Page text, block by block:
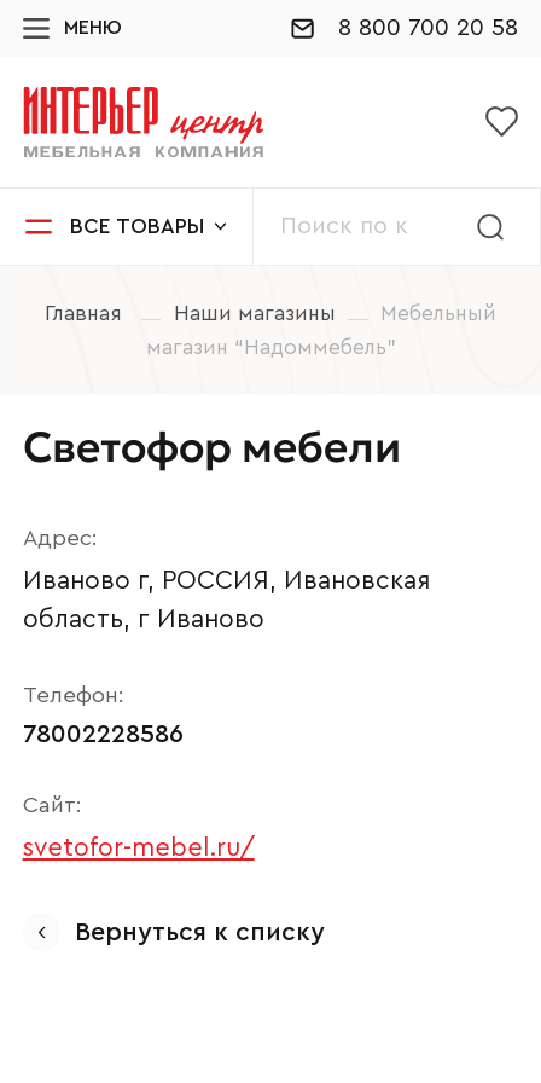
МЕНЮ 8 800 700 20 58
ВСЕ ТОВАРЫ
Главная Наши магазины
Мебельный
магазин “Надоммебель”
Светофор мебели
Адрес:
Иваново г, РОССИЯ, Ивановская
область, г Иваново
Телефон:
78002228586
Сайт:
svetofor-mebel.ru/
Вернуться к списку
Ваше имя